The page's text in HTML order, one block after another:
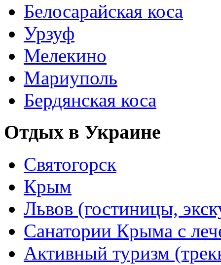
Белосарайская коса
Урзуф
Мелекино
Мариуполь
Бердянская коса
Отдых в Украине
Святогорск
Крым
Львов (гостиницы,
Санатории Крыма с
Активный туризм